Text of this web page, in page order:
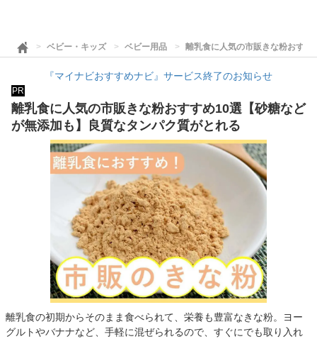
ベビー・キッズ ベビー用品 離乳食に人気の市販きな粉おす
『マイナビおすすめナビ』サービス終了のお知らせ
PR
離乳食に人気の市販きな粉おすすめ10選【砂糖など
が無添加も】良質なタンパク質がとれる
離乳食の初期からそのまま食べられて、栄養も豊富なきな粉。ヨー
グルトやバナナなど、手軽に混ぜられるので、すぐにでも取り入れ